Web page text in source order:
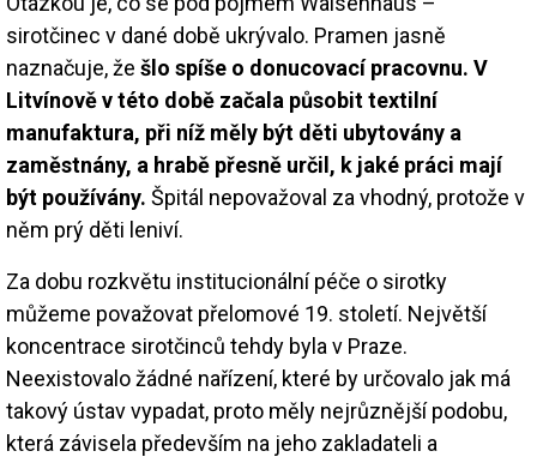
sirotčinec v dané době ukrývalo. Pramen jasně
naznačuje, že šlo spíše o donucovací pracovnu. V
Litvínově v této době začala působit textilní
manufaktura, při níž měly být děti ubytovány a
zaměstnány, a hrabě přesně určil, k jaké práci mají
být používány. Špitál nepovažoval za vhodný, protože v
něm prý děti leniví.
Za dobu rozkvětu institucionální péče o sirotky
můžeme považovat přelomové 19. století. Největší
koncentrace sirotčinců tehdy byla v Praze.
Neexistovalo žádné nařízení, které by určovalo jak má
takový ústav vypadat, proto měly nejrůznější podobu,
která závisela především na jeho zakladateli a